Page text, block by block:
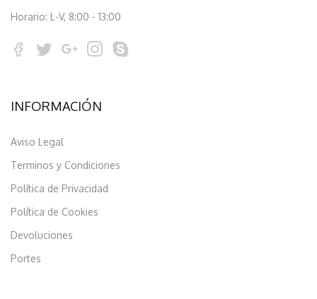
Horario: L-V, 8:00 - 13:00
INFORMACIÓN
Aviso Legal
Terminos y Condiciones
Política de Privacidad
Política de Cookies
Devoluciones
Portes